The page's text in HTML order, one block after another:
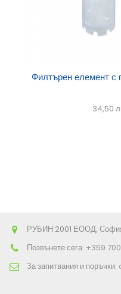
Филтърен елемент с
34,50
РУБИН 2001 ЕООД,
Позвънете сега: +359
За запитвания и поръчки: